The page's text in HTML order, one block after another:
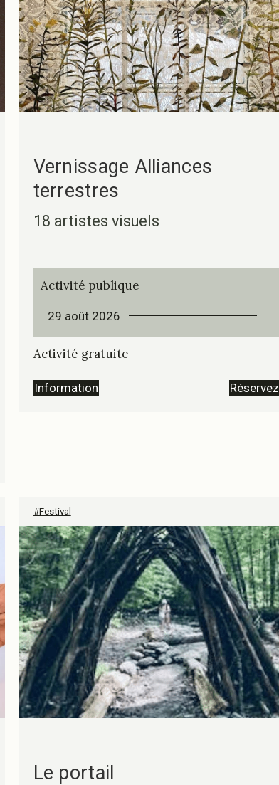
Vernissage Alliances
terrestres
18 artistes visuels
Activité publique
29 août 2026
Activité gratuite
Information Réservez
#Festival
Le portail